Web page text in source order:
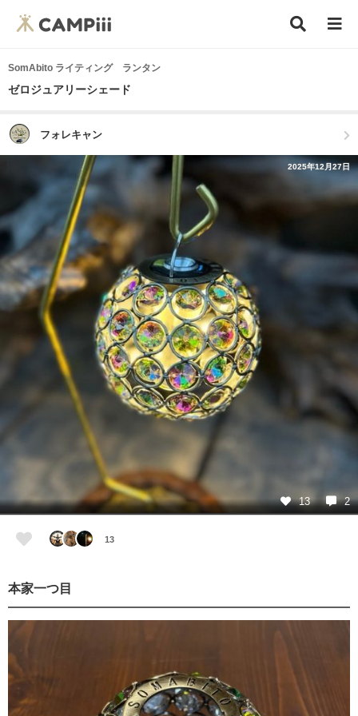
SomAbito ライティング ランタン
ゼロジュアリーシェード
フォレキャン
2025年12月27日
13 2
13
本家一つ目